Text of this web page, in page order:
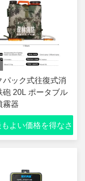
パック式往復式消
砲 20L ポータブル
霧器
よい価格を得なさ